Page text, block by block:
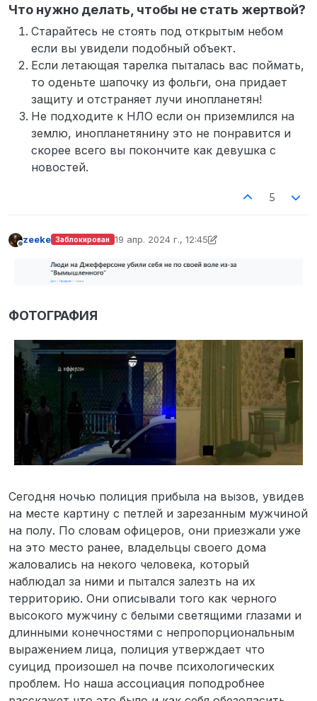
Что нужно делать, чтобы не стать жертвой?
Старайтесь не стоять под открытым небом
если вы увидели подобный объект.
Если летающая тарелка пыталась вас поймать,
то оденьте шапочку из фольги, она придает
защиту и отстраняет лучи инопланетян!
Не подходите к НЛО если он приземлился на
землю, инопланетянину это не понравится и
скорее всего вы покончите как девушка с
новостей.
5
zeekе Заблокирован 19 апр. 2024 г., 12:45
отредактировано zeekе
ФОТОГРАФИЯ
Сегодня ночью полиция прибыла на вызов, увидев
на месте картину с петлей и зарезанным мужчиной
на полу. По словам офицеров, они приезжали уже
на это место ранее, владельцы своего дома
жаловались на некого человека, который
наблюдал за ними и пытался залезть на их
территорию. Они описывали того как черного
высокого мужчину с белыми светящими глазами и
длинными конечностями с непропорциональным
выражением лица, полиция утверждает что
суицид произошел на почве психологических
проблем. Но наша ассоциация поподробнее